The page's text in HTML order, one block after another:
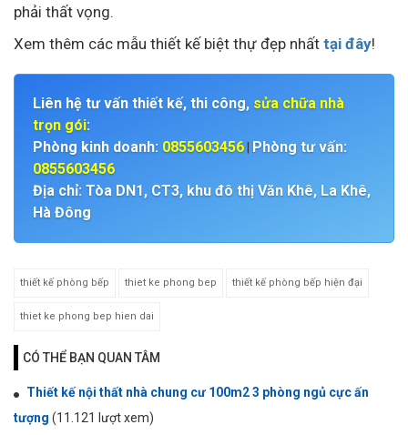
phải thất vọng.
Xem thêm các mẫu thiết kế biệt thự đẹp nhất tại đây!
Liên hệ tư vấn thiết kế, thi công, sửa chữa nhà
trọn gói:
Phòng kinh doanh: 0855603456
Phòng tư vấn:
0855603456
Địa chỉ: Tòa DN1, CT3, khu đô thị Văn Khê, La Khê,
Hà Đông
thiết kế phòng bếp thiet ke phong bep thiết kế phòng bếp hiện đại
thiet ke phong bep hien dai
CÓ THỂ BẠN QUAN TÂM
Thiết kế nội thất nhà chung cư 100m2 3 phòng ngủ cực ấn
tượng (11.121 lượt xem)